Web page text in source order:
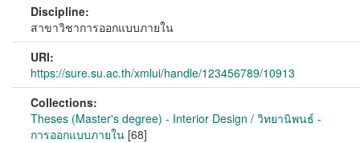
Discipline:
สาขาวิชาการออกแบบภายใน
URI:
https://sure.su.ac.th/xmlui/handle/123456789/10913
Collections:
Theses (Master's degree) - Interior Design / วิทยานิพนธ์ -
การออกแบบภายใน [68]